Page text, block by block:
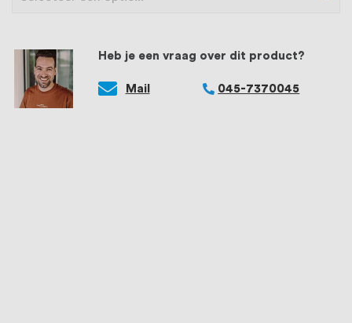
Heb je een vraag over dit product?
Mail 045-7370045